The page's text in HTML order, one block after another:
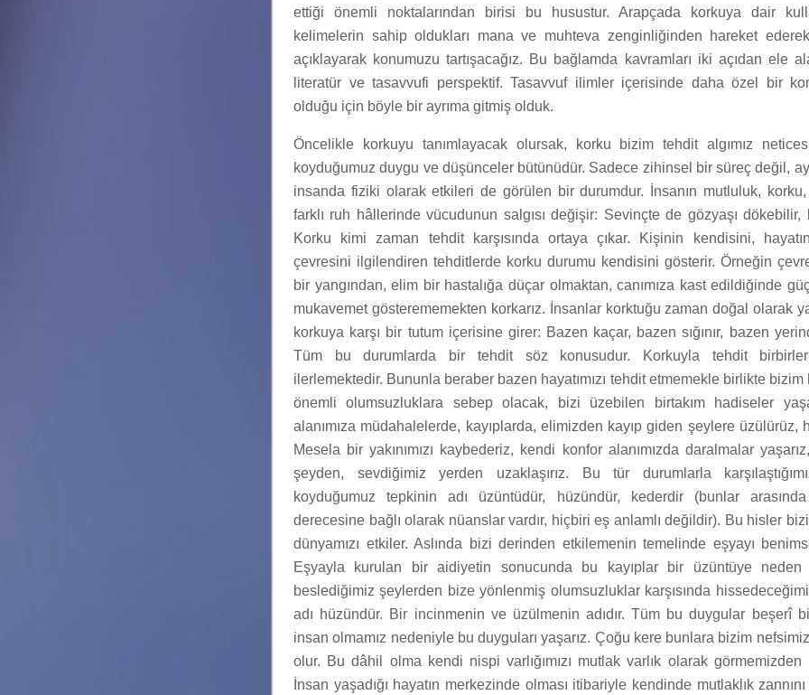
ettiği önemli noktalarından birisi bu husustur. Arapçada korkuya dair
kelimelerin sahip oldukları mana ve muhteva zenginliğinden hareket
açıklayarak konumuzu tartışacağız. Bu bağlamda kavramları iki açıdan ele
literatür ve tasavvufi perspektif. Tasavvuf ilimler içerisinde daha özel bir
olduğu için böyle bir ayrıma gitmiş olduk.
Öncelikle korkuyu tanımlayacak olursak, korku bizim tehdit algımız
koyduğumuz duygu ve düşünceler bütünüdür. Sadece zihinsel bir süreç değil,
insanda fiziki olarak etkileri de görülen bir durumdur. İnsanın mutluluk,
farklı ruh hâllerinde vücudunun salgısı değişir: Sevinçte de gözyaşı dökebilir,
Korku kimi zaman tehdit karşısında ortaya çıkar. Kişinin kendisini,
çevresini ilgilendiren tehditlerde korku durumu kendisini gösterir. Örneğin
bir yangından, elim bir hastalığa düçar olmaktan, canımıza kast edildiğinde
mukavemet gösterememekten korkarız. İnsanlar korktuğu zaman doğal olarak
korkuya karşı bir tutum içerisine girer: Bazen kaçar, bazen sığınır, bazen
Tüm bu durumlarda bir tehdit söz konusudur. Korkuyla tehdit
ilerlemektedir. Bununla beraber bazen hayatımızı tehdit etmemekle birlikte bizim
önemli olumsuzluklara sebep olacak, bizi üzebilen birtakım hadiseler
alanımıza müdahalelerde, kayıplarda, elimizden kayıp giden şeylere üzülürüz,
Mesela bir yakınımızı kaybederiz, kendi konfor alanımızda daralmalar
şeyden, sevdiğimiz yerden uzaklaşırız. Bu tür durumlarla
koyduğumuz tepkinin adı üzüntüdür, hüzündür, kederdir (bunlar
derecesine bağlı olarak nüanslar vardır, hiçbiri eş anlamlı değildir). Bu hisler
dünyamızı etkiler. Aslında bizi derinden etkilemenin temelinde eşyayı
Eşyayla kurulan bir aidiyetin sonucunda bu kayıplar bir üzüntüye neden
beslediğimiz şeylerden bize yönlenmiş olumsuzluklar karşısında
adı hüzündür. Bir incinmenin ve üzülmenin adıdır. Tüm bu duygular beşerî
insan olmamız nedeniyle bu duyguları yaşarız. Çoğu kere bunlara bizim
olur. Bu dâhil olma kendi nispi varlığımızı mutlak varlık olarak görmemizden
İnsan yaşadığı hayatın merkezinde olması itibariyle kendinde mutlaklık